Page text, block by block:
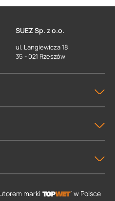
SUEZ Sp. z o.o.
ul. Langiewicza 18
35 - 021 Rzeszów
marki w Polsce